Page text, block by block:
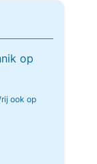
op
ook op